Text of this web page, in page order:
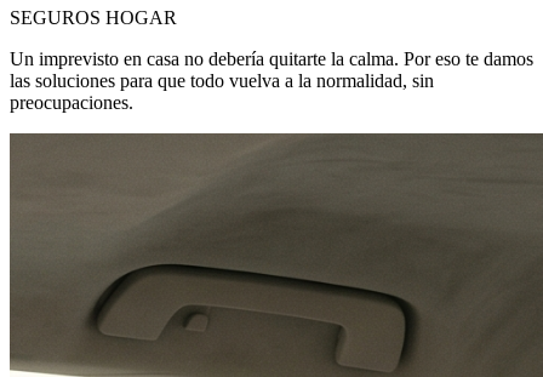
SEGUROS HOGAR
Un imprevisto en casa no debería quitarte la calma. Por eso te damos
las soluciones para que todo vuelva a la normalidad, sin
preocupaciones.